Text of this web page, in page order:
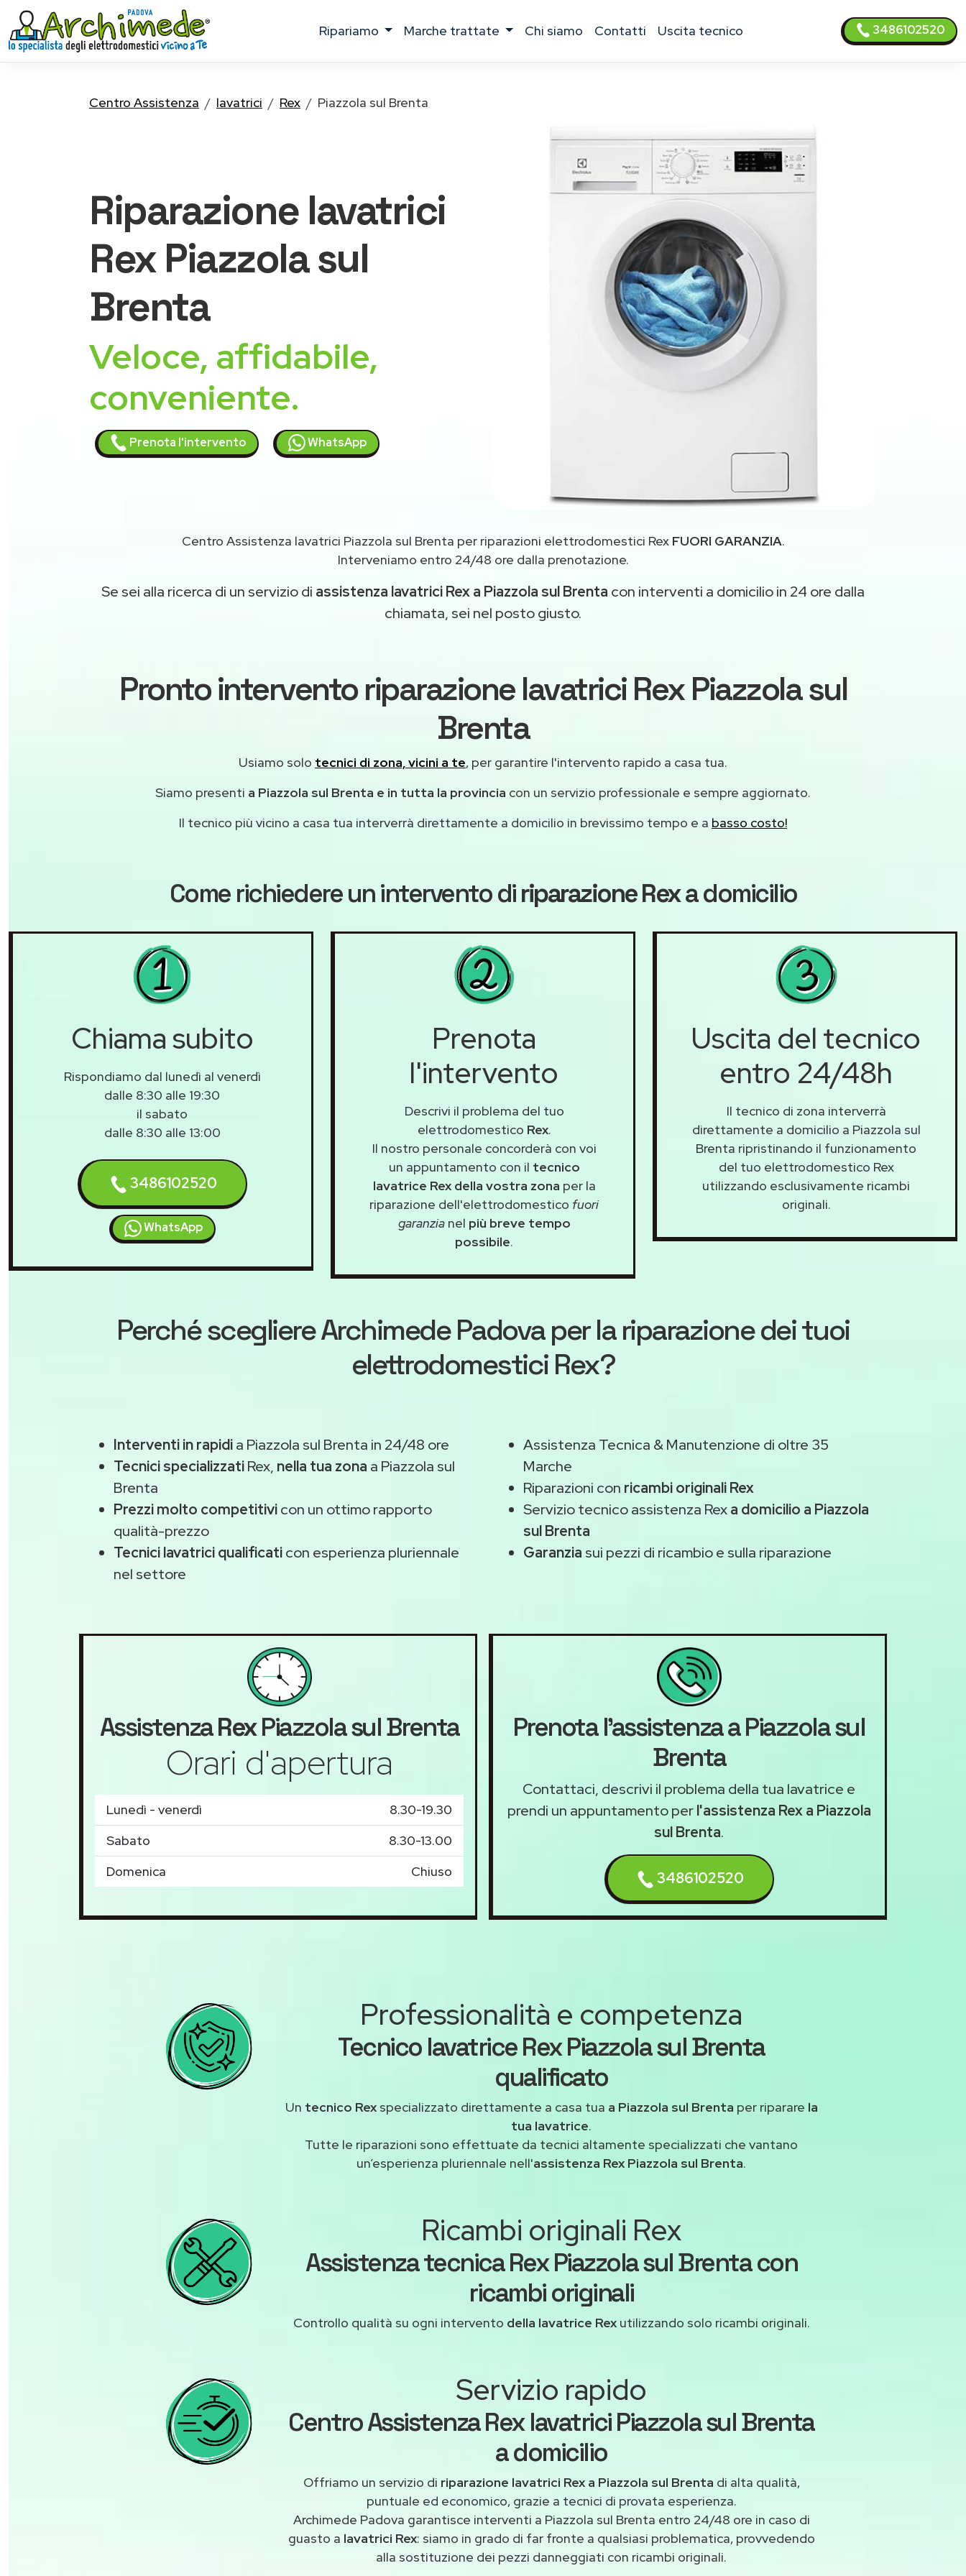
ripariamo marche trattate chi siamo contatti uscita tecnico 3486102520
Centro Assistenza lavatrici Rex Piazzola sul Brenta
Riparazione lavatrici
RexPiazzola sul
Brenta
Veloce, affidabile,
conveniente.
Prenota l'intervento WhatsApp
Centro Assistenza lavatrici Piazzola sul Brenta per riparazioni elettrodomestici Rex FUORI GARANZIA.
Interveniamo entro 24/48 ore dalla prenotazione.
Se sei alla ricerca di un servizio di assistenza lavatrici Rex a Piazzola sul Brenta con interventi a domicilio in 24 ore dalla
chiamata, sei nel posto giusto.
Pronto intervento riparazione lavatrici Rex Piazzola sul
Brenta
Usiamo solo tecnici di zona, vicini a te, per garantire l'intervento rapido a casa tua.
Siamo presenti a Piazzola sul Brenta e in tutta la provincia con un servizio professionale e sempre aggiornato.
Il tecnico più vicino a casa tua interverrà direttamente a domicilio in brevissimo tempo e a basso costo!
Come richiedere un intervento diriparazione Rexa domicilio
Chiama subito
Rispondiamo dal lunedì al venerdì
dalle 8:30 alle 19:30
il sabato
dalle 8:30 alle 13:00
3486102520
WhatsApp
Prenota
l'intervento
Descrivi il problema del tuo
elettrodomestico Rex.
Il nostro personale concorderà con voi
un appuntamento con il tecnico
lavatrice Rex della vostra zona per la
riparazione dell'elettrodomestico fuori
garanzianel più breve tempo
possibile.
Uscita del tecnico
entro 24/48h
Il tecnico di zona interverrà
direttamente a domicilio a Piazzola sul
Brenta ripristinando il funzionamento
del tuo elettrodomestico Rex
utilizzando esclusivamente ricambi
originali.
Perché scegliereArchimede Padovaper la riparazione dei tuoi
elettrodomestici Rex?
Interventi in rapidia Piazzola sul Brenta in 24/48 ore
Tecnici specializzatiRex, nella tua zona a Piazzola sul
Brenta
Prezzi molto competitivicon un ottimo rapporto
qualità-prezzo
Tecnici lavatrici qualificaticon esperienza pluriennale
nel settore
Assistenza Tecnica & Manutenzione di oltre 35
Marche
Riparazioni con ricambi originali Rex
Servizio tecnico assistenza Rexa domicilio a Piazzola
sul Brenta
Garanzia sui pezzi di ricambio e sulla riparazione
AssistenzaRexPiazzola sul Brenta
Orari d'apertura
Lunedì - venerdì
8.30-19.30
Sabato
8.30-13.00
Domenica
Chiuso
Prenota l'assistenza a Piazzola sul
Brenta
Contattaci, descrivi il problema della tua lavatrice e
prendi un appuntamento perl'assistenza Rex a Piazzola
sul Brenta.
3486102520
Professionalità e competenza
Tecnico lavatrice Rex Piazzola sul Brenta
qualificato
Un tecnico Rexspecializzato direttamente a casa tua a Piazzola sul Brenta per riparare la
tua lavatrice.
Tutte le riparazioni sono effettuate da tecnici altamente specializzati che vantano
un’esperienza pluriennale nell'assistenza Rex Piazzola sul Brenta.
Ricambi originali Rex
Assistenza tecnica Rex Piazzola sul Brenta con
ricambi originali
Controllo qualità su ogni intervento della lavatrice Rexutilizzando solo ricambi originali.
Servizio rapido
Centro Assistenza Rex lavatrici Piazzola sul Brenta
a domicilio
Offriamo un servizio di riparazione lavatrici Rex a Piazzola sul Brenta di alta qualità,
puntuale ed economico, grazie a tecnici di provata esperienza.
Archimede Padova garantisce interventi a Piazzola sul Brenta entro 24/48 ore in caso di
guasto a lavatrici Rex: siamo in grado di far fronte a qualsiasi problematica, provvedendo
alla sostituzione dei pezzi danneggiati con ricambi originali.